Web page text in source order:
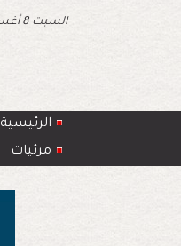
السبت 8 أغسطس
الرئيسية
مرئيات